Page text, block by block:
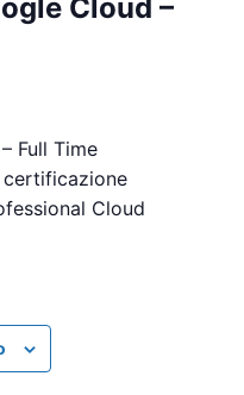
Cloud –
Full Time
certificazione
Cloud